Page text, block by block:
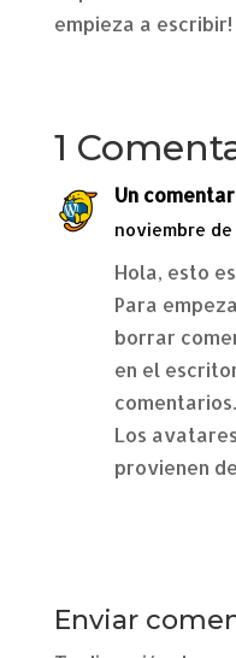
empieza a escribir!
1
Un
noviembre de
Hola, esto
Para
borrar
en el
comentarios.
Los
provienen de
Enviar